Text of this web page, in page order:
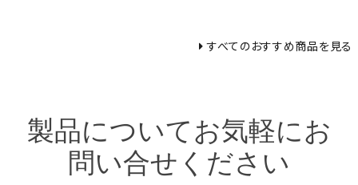
すべてのおすすめ商品を見る